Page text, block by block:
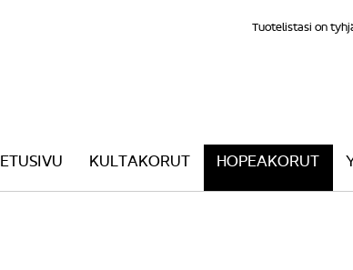
Tuotelistasi on
ETUSIVU KULTAKORUT HOPEAKORUT